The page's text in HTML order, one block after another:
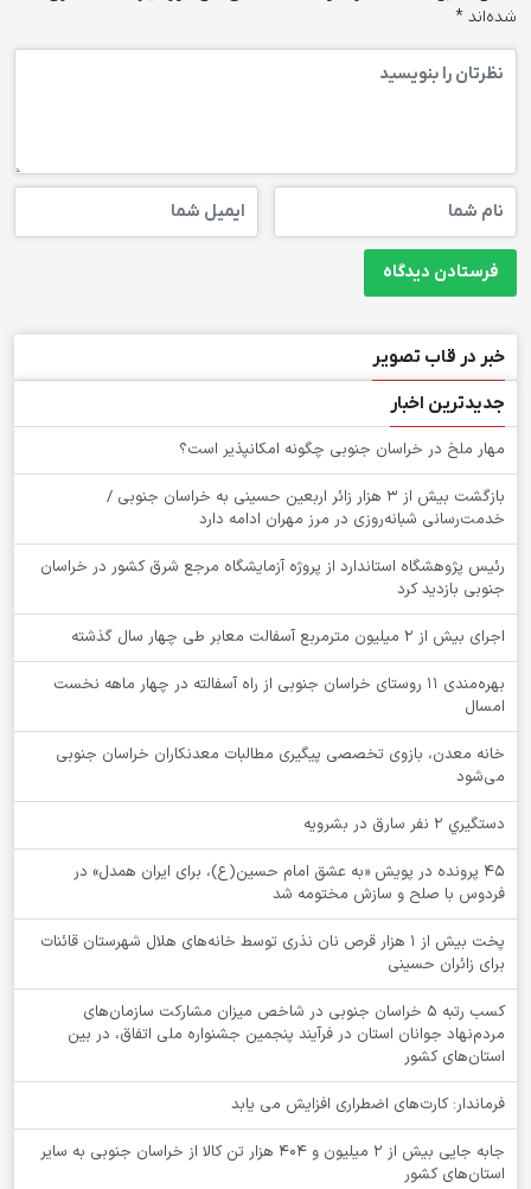
شده‌اند *
خبر در قاب تصویر
جدیدترین اخبار
‌مهار ملخ در خراسان جنوبی چگونه امکانپذیر است؟
بازگشت بیش از ۳ هزار زائر اربعین حسینی به خراسان جنوبی /
خدمت‌رسانی شبانه‌روزی در مرز مهران ادامه دارد
رئیس پژوهشگاه استاندارد از پروژه آزمایشگاه مرجع شرق کشور در خراسان
جنوبی بازدید کرد
اجرای بیش از ۲ میلیون مترمربع آسفالت معابر طی چهار سال گذشته
بهره‌مندی ۱۱ روستای خراسان جنوبی از راه آسفالته در چهار ماهه نخست
امسال
خانه معدن، بازوی تخصصی پیگیری مطالبات معدنکاران خراسان جنوبی
می‌شود
دستگيري 2 نفر سارق در بشرويه
۴۵ پرونده در پویش «به عشق امام حسین(ع)، برای ایران همدل» در
فردوس با صلح و سازش مختومه شد
پخت بیش از 1 هزار قرص نان نذری توسط خانه‌های هلال شهرستان قائنات
برای زائران حسینی
کسب رتبه ۵ خراسان جنوبی در شاخص میزان مشارکت سازمان‌های
مردم‌نهاد جوانان استان در فرآیند پنجمین جشنواره ملی اتفاق، در بین
استان‌های کشور
فرماندار: کارت‌های اضطراری افزایش می یابد
جابه جایی بیش از 2 میلیون و 404 هزار تن کالا از خراسان جنوبی به سایر
استان‌های کشور